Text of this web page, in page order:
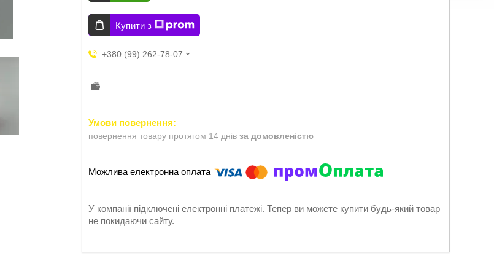
Купити з
+380 (99) 262-78-07
повернення товару протягом 14 днів за домовленістю
У компанії підключені електронні платежі. Тепер ви можете купити будь-який товар
не покидаючи сайту.